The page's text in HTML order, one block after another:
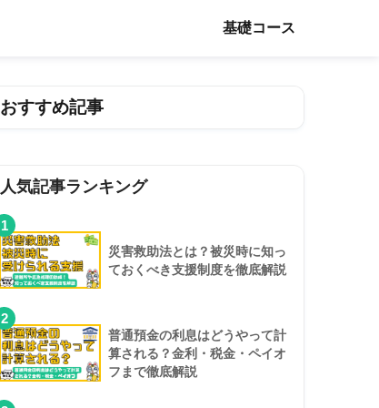
基礎コース
おすすめ記事
人気記事ランキング
1
災害救助法とは？被災時に知っ
ておくべき支援制度を徹底解説
2
普通預金の利息はどうやって計
算される？金利・税金・ペイオ
フまで徹底解説